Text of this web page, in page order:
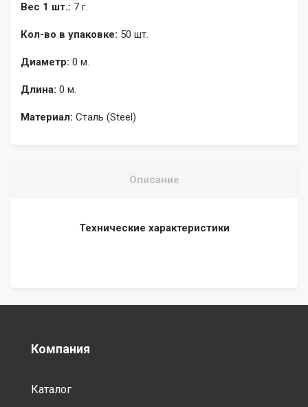
Вес 1 шт.: 7 г.
Кол-во в упаковке: 50 шт.
Диаметр: 0 м.
Длина: 0 м.
Материал: Сталь (Steel)
Описание
Технические характеристики
Компания
Каталог